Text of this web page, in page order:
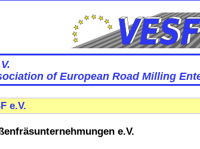
of European Road Milling
e.V.
e.V.